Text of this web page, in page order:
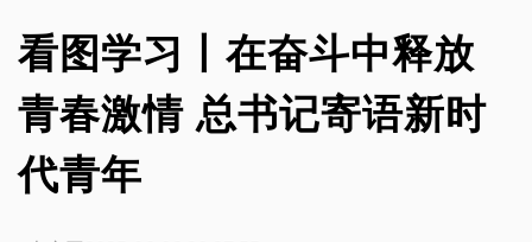
看图学习丨在奋斗中释放
青春激情 总书记寄语新时
代青年